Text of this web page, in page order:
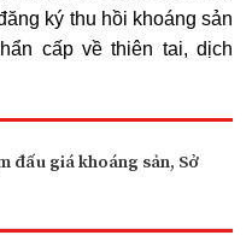
ký thu hồi khoáng sản
cấp về thiên tai, dịch
đấu giá khoáng sản, Sở